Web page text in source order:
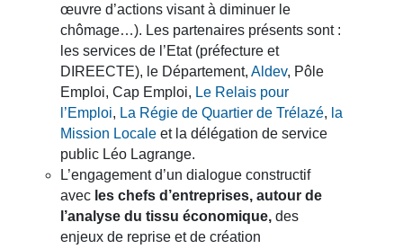
œuvre d’actions visant à diminuer le
chômage…). Les partenaires présents sont :
les services de l’Etat (préfecture et
DIREECTE), le Département, Aldev, Pôle
Emploi, Cap Emploi, Le Relais pour
l’Emploi, La Régie de Quartier de Trélazé, la
Mission Locale et la délégation de service
public Léo Lagrange.
L’engagement d’un dialogue constructif
avec les chefs d’entreprises, autour de
l’analyse du tissu économique, des
enjeux de reprise et de création